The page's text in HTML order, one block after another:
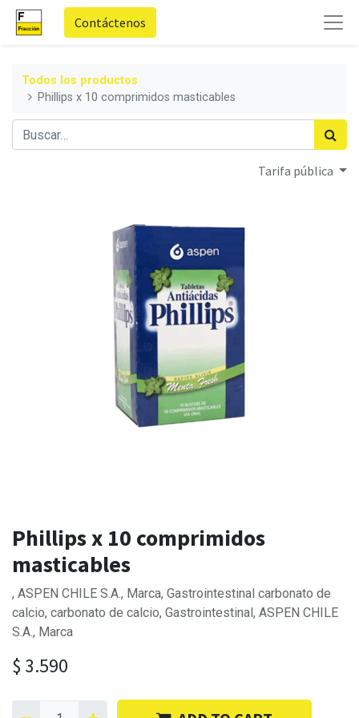
Contáctenos
Todos los productos
Phillips x 10 comprimidos masticables
Tarifa pública
Phillips x 10 comprimidos
masticables
, ASPEN CHILE S.A., Marca, Gastrointestinal carbonato de
calcio, carbonato de calcio, Gastrointestinal, ASPEN CHILE
S.A., Marca
$ 3.590